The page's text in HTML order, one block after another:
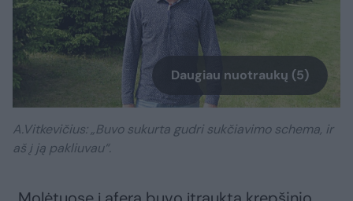
Daugiau nuotraukų (5)
A.Vitkevičius: „Buvo sukurta gudri sukčiavimo schema, ir
aš į ją pakliuvau“.